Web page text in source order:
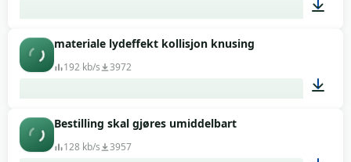
materiale lydeffekt kollisjon knusing
192 kb/s 3972
Bestilling skal gjøres umiddelbart
128 kb/s 3957